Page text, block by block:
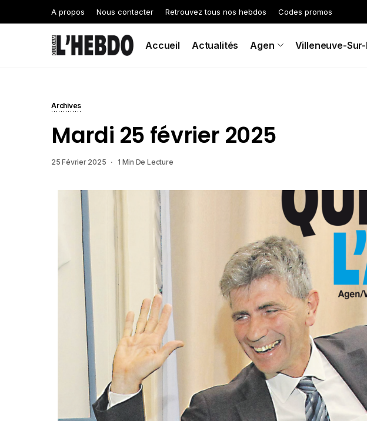
A propos Nous contacter Retrouvez tous nos hebdos Codes promos
Accueil Actualités Agen Villeneuve-
Archives
Mardi 25 février 2025
25 Février 2025 1 Min De Lecture